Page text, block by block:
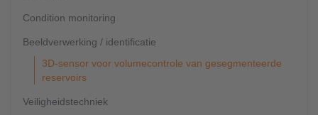
Condition monitoring
Beeldverwerking / identificatie
3D-sensor voor volumecontrole van gesegmenteerde
reservoirs
Veiligheidstechniek